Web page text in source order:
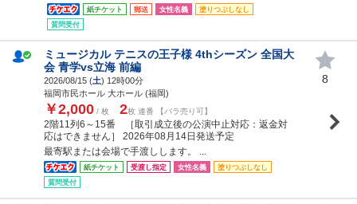
紙チケット 郵送 女性名義
塗りつぶしなし
質問受付
ミュージカル テニスの王子様 4thシーズン 全国大
会 青学vs立海 前編
2026/08/15 (土) 12時00分
福岡市民ホール 大ホール (福岡)
￥2,000 / 枚 2枚 連番 【バラ売り可】
2階11列6～15番 ［取引成立後の公演中止対応：返金対
応はできません］ 2026年08月14日発送予定
最寄駅または会場で手渡しします。 ...
紙チケット 受渡し指定 女性名義
塗りつぶしなし
質問受付
8